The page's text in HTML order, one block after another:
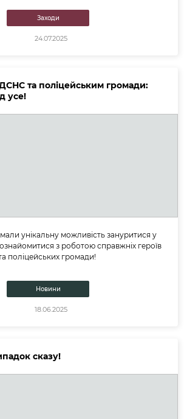
Заходи
24.07.2025
та поліцейським громади:
усе!
унікальну можливість зануритися у
з роботою справжніх героїв
поліцейських громади!
Новини
18.06.2025
сказу!